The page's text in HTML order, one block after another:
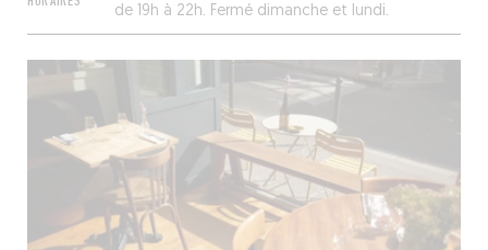
de 19h à 22h. Fermé dimanche et lundi.